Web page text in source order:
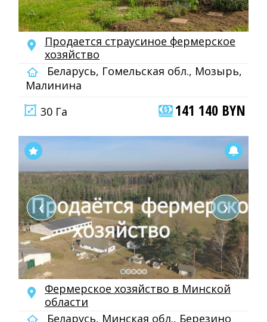
Продается страусиное фермерское
хозяйство
Беларусь, Гомельская обл., Мозырь,
Малинина
30 Га
141 140 BYN
❮ ❯
Фермерское хозяйство в Минской
области
Беларусь, Минская обл., Березино